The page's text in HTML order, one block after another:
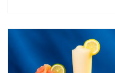
Orkney. Wereldwijd
2024, markeert het